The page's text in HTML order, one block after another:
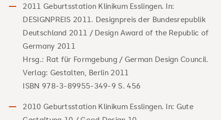
2011 Geburtsstation Klinikum Esslingen. In:
DESIGNPREIS 2011. Designpreis der Bundesrepublik
Deutschland 2011 / Design Award of the Republic of
Germany 2011
Hrsg.: Rat für Formgebung / German Design Council.
Verlag: Gestalten, Berlin 2011
ISBN 978-3-89955-349-9 S. 456
2010 Geburtsstation Klinikum Esslingen. In: Gute